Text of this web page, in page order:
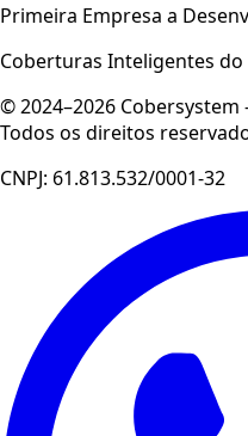
Primeira Empresa a
Coberturas Inteligentes do
© 2024–2026
Todos os direitos
CNPJ: 61.813.532/0001-32